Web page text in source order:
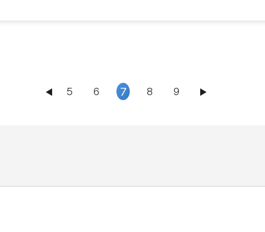
\ https://raw.githubusercontent.com/cloudnative-pg/cloudnative-
관리가 가능하도록 Chart 를 제공하고 있습니다. 이번 포스팅에선 Helm
5 6 7 8 9